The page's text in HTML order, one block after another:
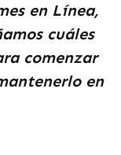
en Línea,
cuáles
comenzar
en